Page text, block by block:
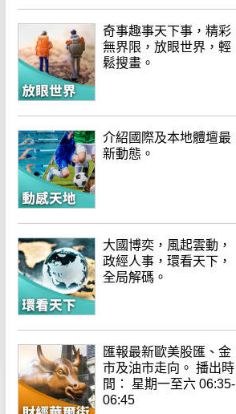
奇事趣事天下事，精彩
無界限，放眼世界，輕
鬆搜畫。
介紹國際及本地體壇最
新動態。
大國博奕，風起雲動，
政經人事，環看天下，
全局解碼。
匯報最新歐美股匯、金
市及油市走向。 播出時
間： 星期一至六 06:35-
06:45